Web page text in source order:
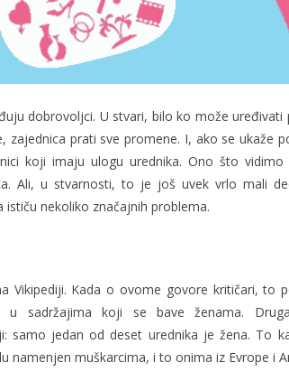
dobrovoljci. U stvari, bilo ko može uređivati
zajednica prati sve promene. I, ako se ukaže
koji imaju ulogu urednika. Ono što
Ali, u stvarnosti, to je još uvek vrlo mali
ističu nekoliko značajnih problema.
Vikipediji. Kada o ovome govore kritičari, to
u sadržajima koji se bave ženama.
samo jedan od deset urednika je žena. To
namenjen muškarcima, i to onima iz Evrope i